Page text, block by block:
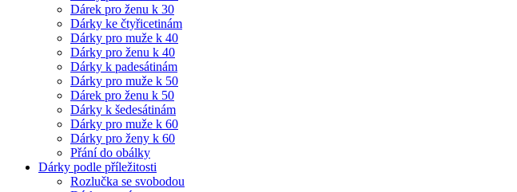
Dárek pro ženu k 30
Dárky ke čtyřicetinám
Dárky pro muže k 40
Dárky pro ženu k 40
Dárky k padesátinám
Dárky pro muže k 50
Dárek pro ženu k 50
Dárky k šedesátinám
Dárky pro muže k 60
Dárky pro ženy k 60
Přání do obálky
Dárky podle příležitosti
Rozlučka se svobodou